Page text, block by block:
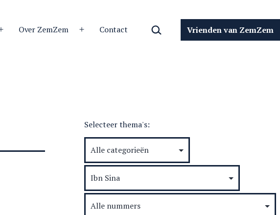
Open
Over ZemZem
Open
Contact Zoeken… Vrienden van ZemZem
Selecteer thema's: